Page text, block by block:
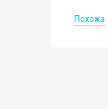
Похожа